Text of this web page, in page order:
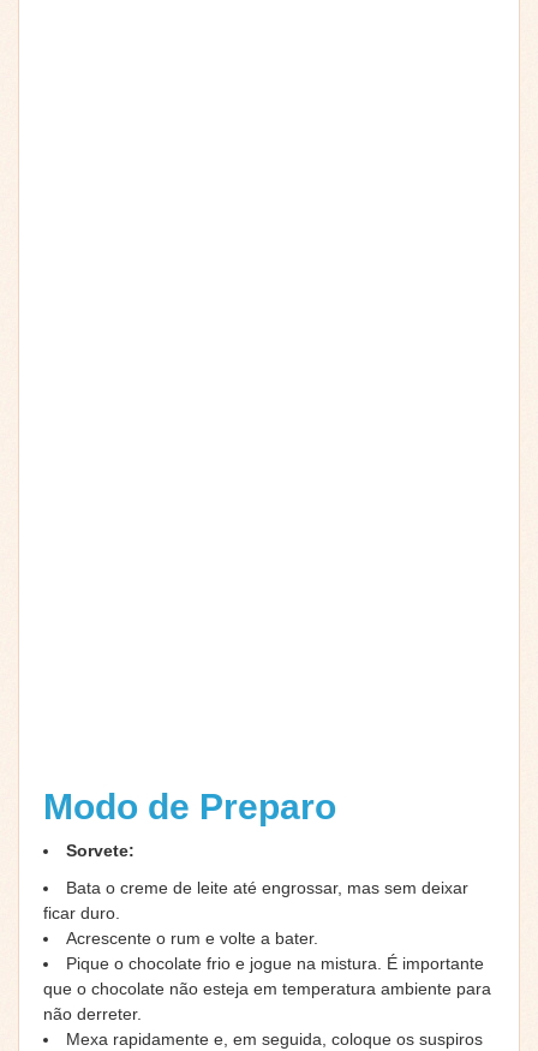
Modo de Preparo
Sorvete:
Bata o creme de leite até engrossar, mas sem deixar
ficar duro.
Acrescente o rum e volte a bater.
Pique o chocolate frio e jogue na mistura. É importante
que o chocolate não esteja em temperatura ambiente para
não derreter.
Mexa rapidamente e, em seguida, coloque os suspiros